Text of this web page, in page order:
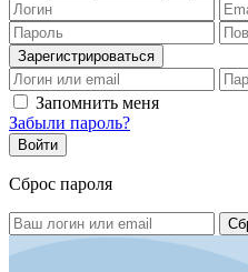
Запомнить меня
Забыли пароль?
Сброс пароля